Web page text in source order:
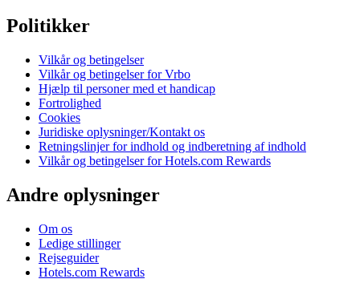
Politikker
Vilkår og betingelser
Vilkår og betingelser for Vrbo
Hjælp til personer med et handicap
Fortrolighed
Cookies
Juridiske oplysninger/Kontakt os
Retningslinjer for indhold og indberetning af indhold
Vilkår og betingelser for Hotels.com Rewards
Andre oplysninger
Om os
Ledige stillinger
Rejseguider
Hotels.com Rewards